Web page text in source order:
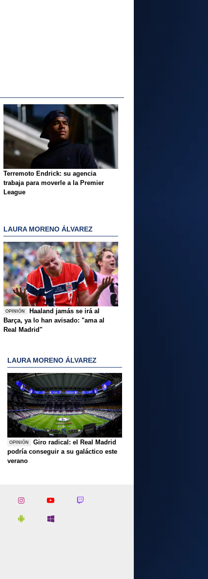
Terremoto Endrick: su agencia
trabaja para moverle a la Premier
League
LAURA MORENO ÁLVAREZ
OPINIÓN
Haaland jamás se irá al
Barça, ya lo han avisado: "ama al
Real Madrid"
LAURA MORENO ÁLVAREZ
OPINIÓN
Giro radical: el Real Madrid
podría conseguir a su galáctico este
verano